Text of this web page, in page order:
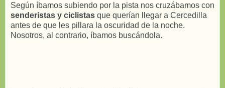
Según íbamos subiendo por la pista nos cruzábamos con
senderistas y ciclistas que querían llegar a Cercedilla
antes de que les pillara la oscuridad de la noche.
Nosotros, al contrario, íbamos buscándola.